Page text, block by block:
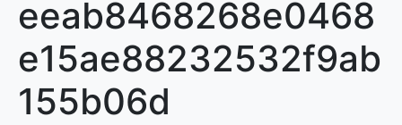
eeab8468268e0468
e15ae88232532f9ab
155b06d